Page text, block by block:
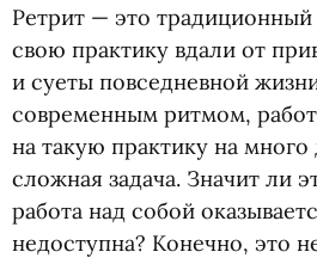
Ретрит — это традиционный
свою практику вдали от
и суеты повседневной
современным ритмом,
на такую практику на
сложная задача. Значит ли
работа над собой
недоступна? Конечно, это